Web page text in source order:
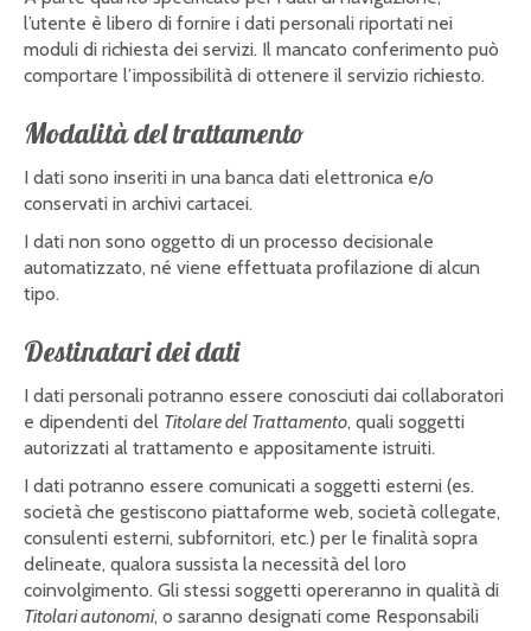
l’utente è libero di fornire i dati personali riportati nei
moduli di richiesta dei servizi. Il mancato conferimento può
comportare l’impossibilità di ottenere il servizio richiesto.
Modalità del trattamento
I dati sono inseriti in una banca dati elettronica e/o
conservati in archivi cartacei.
I dati non sono oggetto di un processo decisionale
automatizzato, né viene effettuata profilazione di alcun
tipo.
Destinatari dei dati
I dati personali potranno essere conosciuti dai collaboratori
e dipendenti del Titolare del Trattamento, quali soggetti
autorizzati al trattamento e appositamente istruiti.
I dati potranno essere comunicati a soggetti esterni (es.
società che gestiscono piattaforme web, società collegate,
consulenti esterni, subfornitori, etc.) per le finalità sopra
delineate, qualora sussista la necessità del loro
coinvolgimento. Gli stessi soggetti opereranno in qualità di
Titolari autonomi, o saranno designati come Responsabili